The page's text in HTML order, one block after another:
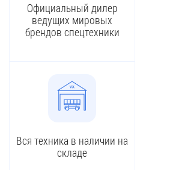
Официальный дилер
ведущих мировых
брендов спецтехники
Вся техника в наличии на
складе